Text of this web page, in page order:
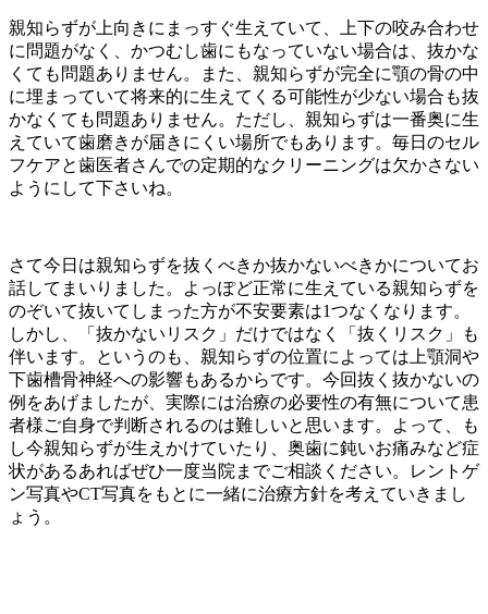
親知らずが上向きにまっすぐ生えていて、上下の咬み合わせ
に問題がなく、かつむし歯にもなっていない場合は、抜かな
くても問題ありません。また、親知らずが完全に顎の骨の中
に埋まっていて将来的に生えてくる可能性が少ない場合も抜
かなくても問題ありません。ただし、親知らずは一番奥に生
えていて歯磨きが届きにくい場所でもあります。毎日のセル
フケアと歯医者さんでの定期的なクリーニングは欠かさない
ようにして下さいね。
さて今日は親知らずを抜くべきか抜かないべきかについてお
話してまいりました。よっぽど正常に生えている親知らずを
のぞいて抜いてしまった方が不安要素は1つなくなります。
しかし、「抜かないリスク」だけではなく「抜くリスク」も
伴います。というのも、親知らずの位置によっては上顎洞や
下歯槽骨神経への影響もあるからです。今回抜く抜かないの
例をあげましたが、実際には治療の必要性の有無について患
者様ご自身で判断されるのは難しいと思います。よって、も
し今親知らずが生えかけていたり、奥歯に鈍いお痛みなど症
状があるあればぜひ一度当院までご相談ください。レントゲ
ン写真やCT写真をもとに一緒に治療方針を考えていきまし
ょう。